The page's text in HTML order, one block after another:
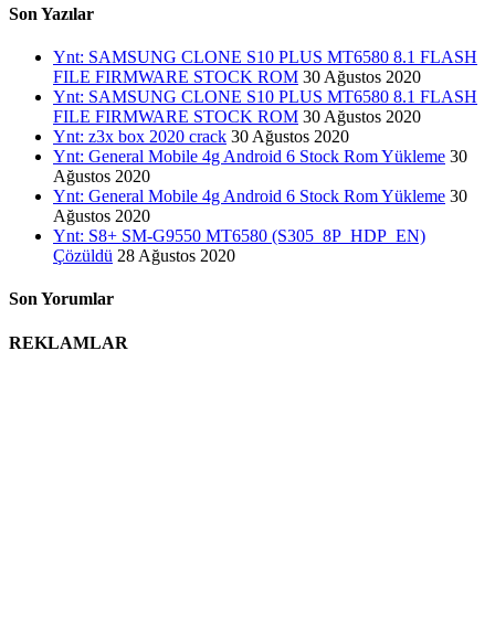
Son Yazılar
Ynt: SAMSUNG CLONE S10 PLUS MT6580 8.1 FLASH
FILE FIRMWARE STOCK ROM 30 Ağustos 2020
Ynt: SAMSUNG CLONE S10 PLUS MT6580 8.1 FLASH
FILE FIRMWARE STOCK ROM 30 Ağustos 2020
Ynt: z3x box 2020 crack 30 Ağustos 2020
Ynt: General Mobile 4g Android 6 Stock Rom Yükleme 30
Ağustos 2020
Ynt: General Mobile 4g Android 6 Stock Rom Yükleme 30
Ağustos 2020
Ynt: S8+ SM-G9550 MT6580 (S305_8P_HDP_EN)
Çözüldü 28 Ağustos 2020
Son Yorumlar
REKLAMLAR